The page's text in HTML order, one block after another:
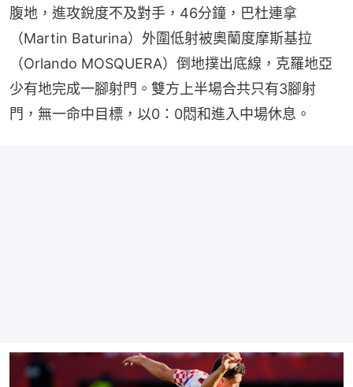
腹地，進攻銳度不及對手，46分鐘，巴杜連拿
（Martin Baturina）外圍低射被奧蘭度摩斯基拉
（Orlando MOSQUERA）倒地撲出底線，克羅地亞
少有地完成一腳射門。雙方上半場合共只有3腳射
門，無一命中目標，以0：0悶和進入中場休息。